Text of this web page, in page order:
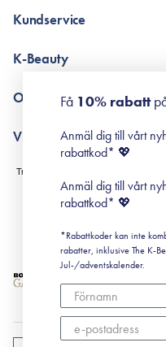
Kundservice
Poängshop - frågor och
K-Beauty
Retinol för nybörjare
Om Surisuri
Black Friday
Villkor
Leverans & Retur
Köpvillkor
Prenumerationsvillkor
Cookiepolicy
Få 10% rabatt
Anmäl dig till vårt
rabattkod* 💖
Anmäl dig till vårt
rabattkod* 💖
*Rabattkoder kan inte
rabatter, inklusive The K-
Jul-/adventskalender.